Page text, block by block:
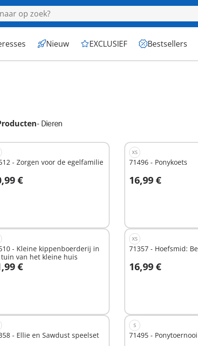
Nieuw EXCLUSIEF Bestsellers
- Dieren
- Zorgen voor de egelfamilie
€
In winkelwagen
XS
71496 - Ponykoets
16,99 €
In winkelwagen
- Kleine kippenboerderij in
van het kleine huis
€
In winkelwagen
XS
71357 - Hoefsmid:
16,99 €
In winkelwagen
- Ellie en Sawdust speelset
S
71495 - Ponytoernooi